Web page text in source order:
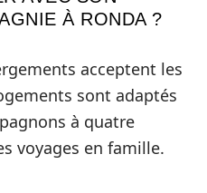
À RONDA ?
acceptent les
sont adaptés
à quatre
voyages en famille.